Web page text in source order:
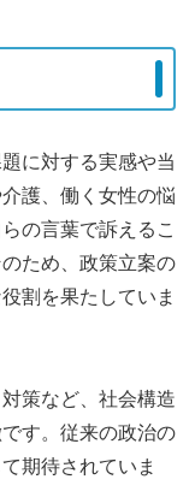
に対する実感や当
護、働く女性の悩
の言葉で訴えるこ
ため、政策立案の
割を果たしていま
策など、社会構造
す。従来の政治の
期待されていま